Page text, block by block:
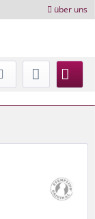
über uns